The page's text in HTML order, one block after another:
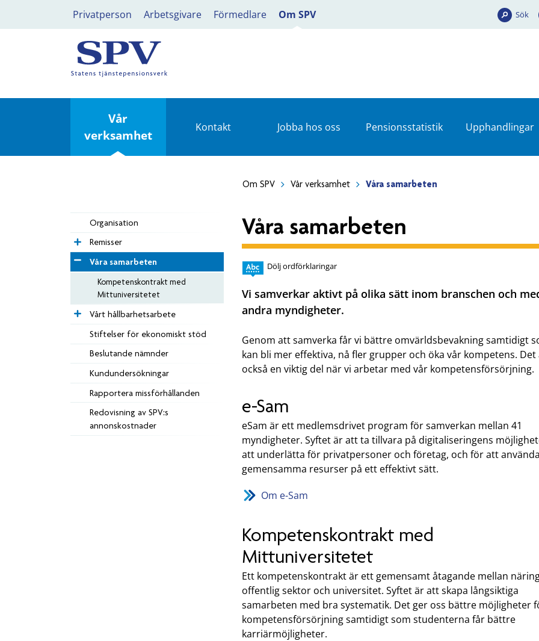
Privatperson Arbetsgivare Förmedlare Om SPV Sök
Vår
verksamhet
Kontakt Jobba hos oss Pensionsstatistik Upphandlingar
Om SPV Vår verksamhet Våra samarbeten
Organisation
Remisser
Våra samarbeten
Kompetenskontrakt med
Mittuniversitetet
Vårt hållbarhetsarbete
Stiftelser för ekonomiskt stöd
Beslutande nämnder
Kundundersökningar
Rapportera missförhållanden
Redovisning av SPV:s
annonskostnader
Våra samarbeten
Dölj ordförklaringar
Vi samverkar aktivt på olika sätt inom branschen och
andra myndigheter.
Genom att samverka får vi bättre omvärldsbevakning samtidigt
kan bli mer effektiva, nå fler grupper och öka vår kompetens. Det
också en viktig del när vi arbetar med vår kompetensförsörjning.
e-Sam
eSam är ett medlemsdrivet program för samverkan mellan 41
myndigheter. Syftet är att ta tillvara på digitaliseringens
att underlätta för privatpersoner och företag, och för att
gemensamma resurser på ett effektivt sätt.
Om e-Sam
Kompetenskontrakt med
Mittuniversitetet
Ett kompetenskontrakt är ett gemensamt åtagande mellan
offentlig sektor och universitet. Syftet är att skapa långsiktiga
samarbeten med bra systematik. Det ger oss bättre möjligheter
kompetensförsörjning samtidigt som studenterna får bättre
karriärmöjligheter.